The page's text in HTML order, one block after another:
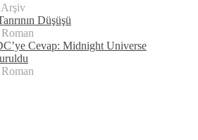
Arşiv
Düşüşü
Cevap: Midnight Universe